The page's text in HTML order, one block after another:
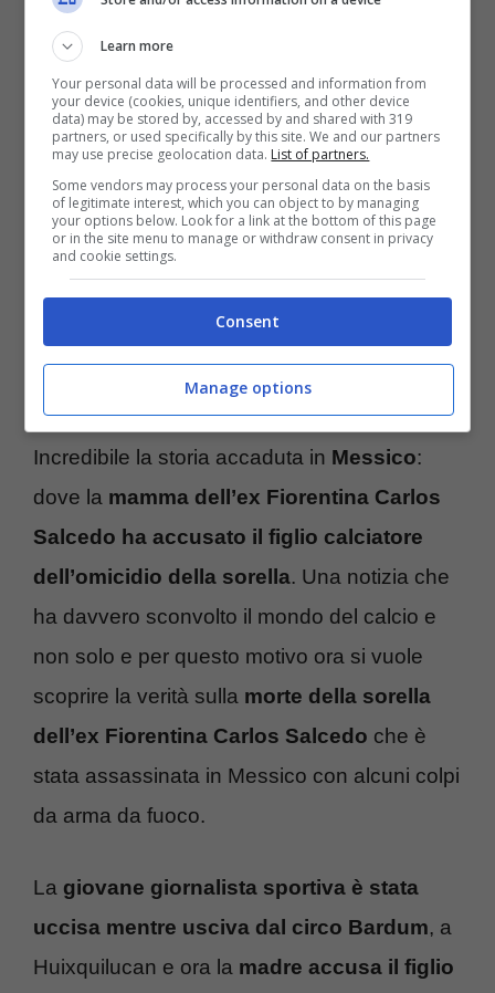
omicidio secondo sua madre
Lutto ex Serie A – tShot (ANSA foto)
Incredibile la storia accaduta in Messico:
dove la mamma dell’ex Fiorentina Carlos
Salcedo ha accusato il figlio calciatore
dell’omicidio della sorella. Una notizia che
ha davvero sconvolto il mondo del calcio e
non solo e per questo motivo ora si vuole
scoprire la verità sulla morte della sorella
dell’ex Fiorentina Carlos Salcedo che è
stata assassinata in Messico con alcuni colpi
da arma da fuoco.
La giovane giornalista sportiva è stata
uccisa mentre usciva dal circo Bardum, a
Huixquilucan e ora la madre accusa il figlio
Learn more
Your personal data will be processed and information from
your device (cookies, unique identifiers, and other device
data) may be stored by, accessed by and shared with 319
partners, or used specifically by this site. We and our partners
may use precise geolocation data. List of partners.
Some vendors may process your personal data on the basis
of legitimate interest, which you can object to by managing
your options below. Look for a link at the bottom of this page
or in the site menu to manage or withdraw consent in privacy
and cookie settings.
Consent
Manage options